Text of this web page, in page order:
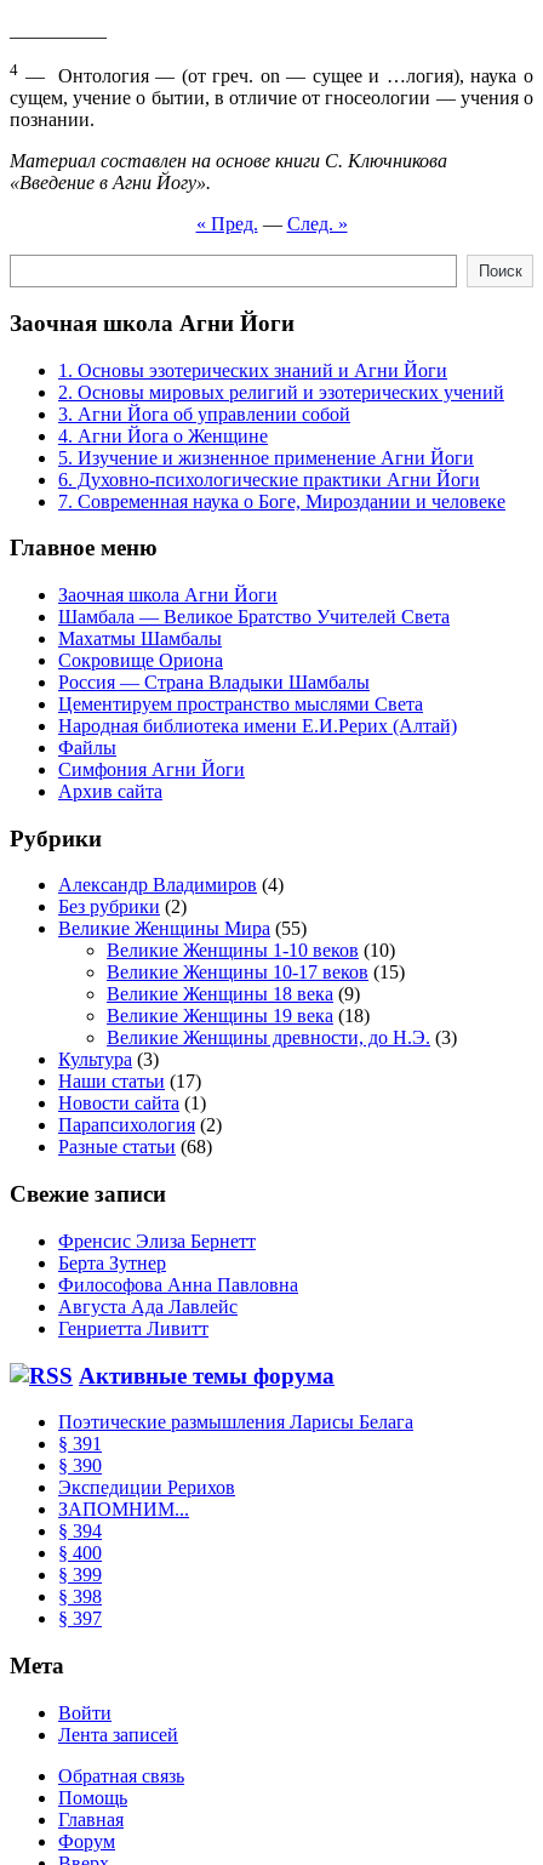
4 — Онтология — (от греч. on — сущее и …логия), наука о
сущем, учение о бытии, в отличие от гносеологии — учения о
познании.
Материал составлен на основе книги С. Ключникова
«Введение в Агни Йогу».
« Пред. — След. »
Поиск
Заочная школа Агни Йоги
1. Основы эзотерических знаний и Агни Йоги
2. Основы мировых религий и эзотерических учений
3. Агни Йога об управлении собой
4. Агни Йога о Женщине
5. Изучение и жизненное применение Агни Йоги
6. Духовно-психологические практики Агни Йоги
7. Современная наука о Боге, Мироздании и человеке
Главное меню
Заочная школа Агни Йоги
Шамбала — Великое Братство Учителей Света
Махатмы Шамбалы
Сокровище Ориона
Россия — Страна Владыки Шамбалы
Цементируем пространство мыслями Света
Народная библиотека имени Е.И.Рерих (Алтай)
Файлы
Симфония Агни Йоги
Архив сайта
Рубрики
Александр Владимиров (4)
Без рубрики (2)
Великие Женщины Мира (55)
Великие Женщины 1-10 веков (10)
Великие Женщины 10-17 веков (15)
Великие Женщины 18 века (9)
Великие Женщины 19 века (18)
Великие Женщины древности, до Н.Э. (3)
Культура (3)
Наши статьи (17)
Новости сайта (1)
Парапсихология (2)
Разные статьи (68)
Свежие записи
Френсис Элиза Бернетт
Берта Зутнер
Философова Анна Павловна
Августа Ада Лавлейс
Генриетта Ливитт
Активные темы форума
Поэтические размышления Ларисы Белага
§ 391
§ 390
Экспедиции Рерихов
ЗАПОМНИМ...
§ 394
§ 400
§ 399
§ 398
§ 397
Мета
Войти
Лента записей
Обратная связь
Помощь
Главная
Форум